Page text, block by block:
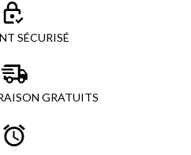
SÉCURISÉ
GRATUITS